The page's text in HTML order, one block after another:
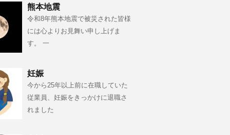
熊本地震
令和8年熊本地震で被災された皆様
には心よりお見舞い申し上げま
す。 一
妊娠
今から25年以上前に在職していた
従業員、妊娠をきっかけに退職さ
れました